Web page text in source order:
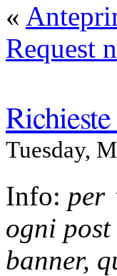
«
Request
Tuesday,
Info: per
ogni
banner,